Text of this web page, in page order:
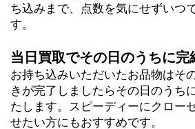
ち込みまで、点数を気にせずいつ
す。
当日買取でその日のうちに完
お持ち込みいただいたお品物はそ
きが完了しましたらその日のうち
たします。スピーディーにクロー
せたい方にもおすすめです。